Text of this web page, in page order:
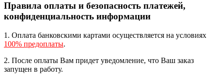
Правила оплаты и безопасность платежей,
конфиденциальность информации
1. Оплата банковскими картами осуществляется на условиях
100% предоплаты.
2. После оплаты Вам придет уведомление, что Ваш заказ
запущен в работу.